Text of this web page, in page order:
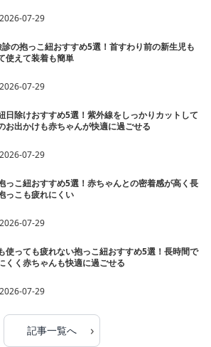
2026-07-29
の抱っこ紐おすすめ5選！首すわり前の新生児も
使えて装着も簡単
2026-07-29
日除けおすすめ5選！紫外線をしっかりカットして
お出かけも赤ちゃんが快適に過ごせる
2026-07-29
っこ紐おすすめ5選！赤ちゃんとの密着感が高く長
っこも疲れにくい
2026-07-29
使っても疲れない抱っこ紐おすすめ5選！長時間で
くく赤ちゃんも快適に過ごせる
2026-07-29
記事一覧へ ›